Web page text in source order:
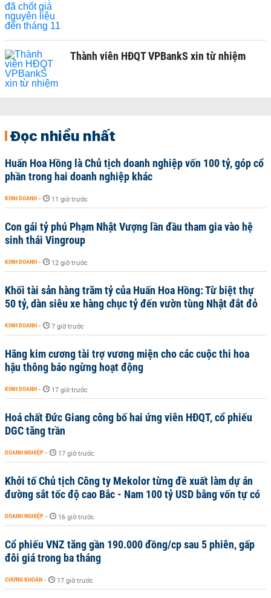
Thành viên HĐQT VPBankS xin từ nhiệm
Đọc nhiều nhất
Huấn Hoa Hồng là Chủ tịch doanh nghiệp vốn 100 tỷ, góp cổ
phần trong hai doanh nghiệp khác
KINH DOANH - 11 giờ trước
Con gái tỷ phú Phạm Nhật Vượng lần đầu tham gia vào hệ
sinh thái Vingroup
KINH DOANH - 12 giờ trước
Khối tài sản hàng trăm tỷ của Huấn Hoa Hồng: Từ biệt thự
50 tỷ, dàn siêu xe hàng chục tỷ đến vườn tùng Nhật đắt đỏ
KINH DOANH - 7 giờ trước
Hãng kim cương tài trợ vương miện cho các cuộc thi hoa
hậu thông báo ngừng hoạt động
KINH DOANH - 17 giờ trước
Hoá chất Đức Giang công bố hai ứng viên HĐQT, cổ phiếu
DGC tăng trần
DOANH NGHIỆP - 17 giờ trước
Khởi tố Chủ tịch Công ty Mekolor từng đề xuất làm dự án
đường sắt tốc độ cao Bắc - Nam 100 tỷ USD bằng vốn tự có
DOANH NGHIỆP - 16 giờ trước
Cổ phiếu VNZ tăng gần 190.000 đồng/cp sau 5 phiên, gấp
đôi giá trong ba tháng
CHỨNG KHOÁN - 17 giờ trước